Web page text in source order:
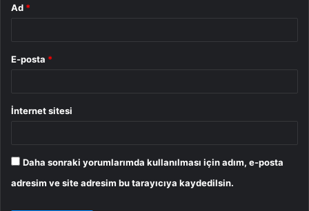
Ad *
E-posta *
İnternet sitesi
Daha sonraki yorumlarımda kullanılması için adım, e-posta
adresim ve site adresim bu tarayıcıya kaydedilsin.